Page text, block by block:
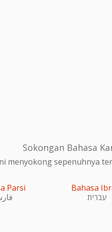
Sokongan Bahasa
menyokong sepenuhnya
Parsi
Bahasa
עִברִית